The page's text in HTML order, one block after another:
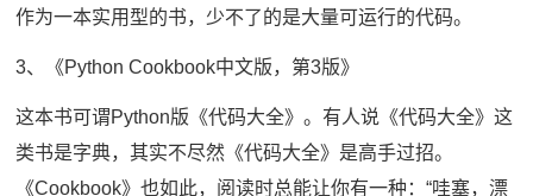
作为一本实用型的书，少不了的是大量可运行的代码。
3、《Python Cookbook中文版，第3版》
这本书可谓Python版《代码大全》。有人说《代码大全》这
类书是字典，其实不尽然《代码大全》是高手过招。
《Cookbook》也如此，阅读时总能让你有一种：“哇塞，漂